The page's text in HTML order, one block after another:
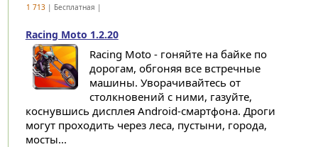
1 713| Бесплатная |
Racing Moto 1.2.20
Racing Moto - гоняйте на байке по
дорогам, обгоняя все встречные
машины. Уворачивайтесь от
столкновений с ними, газуйте,
коснувшись дисплея Android-смартфона. Дроги
могут проходить через леса, пустыни, города,
мосты...